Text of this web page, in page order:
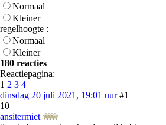
Normaal
Kleiner
regelhoogte :
Normaal
Kleiner
180 reacties
Reactiepagina:
1 2 3 4
dinsdag 20 juli 2021, 19:01 uur #1
10
ansitermiet